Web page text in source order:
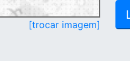
[trocar imagem]